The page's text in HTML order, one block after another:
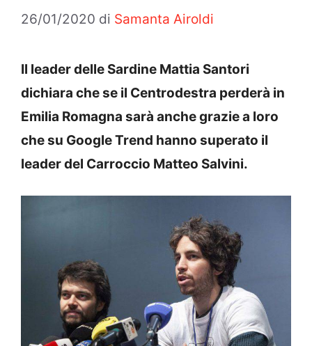
26/01/2020 di Samanta Airoldi
Il leader delle Sardine Mattia Santori
dichiara che se il Centrodestra perderà in
Emilia Romagna sarà anche grazie a loro
che su Google Trend hanno superato il
leader del Carroccio Matteo Salvini.